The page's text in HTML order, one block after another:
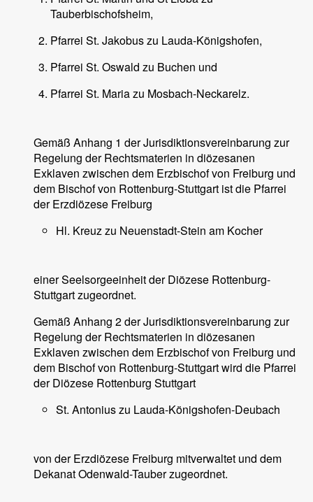
Tauberbischofsheim,
Pfarrei St. Jakobus zu Lauda-Königshofen,
Pfarrei St. Oswald zu Buchen und
Pfarrei St. Maria zu Mosbach-Neckarelz.
Gemäß Anhang 1 der Jurisdiktionsvereinbarung zur
Regelung der Rechtsmaterien in diözesanen
Exklaven zwischen dem Erzbischof von Freiburg und
dem Bischof von Rottenburg-Stuttgart ist die Pfarrei
der Erzdiözese Freiburg
Hl. Kreuz zu Neuenstadt-Stein am Kocher
einer Seelsorgeeinheit der Diözese Rottenburg-
Stuttgart zugeordnet.
Gemäß Anhang 2 der Jurisdiktionsvereinbarung zur
Regelung der Rechtsmaterien in diözesanen
Exklaven zwischen dem Erzbischof von Freiburg und
dem Bischof von Rottenburg-Stuttgart wird die Pfarrei
der Diözese Rottenburg Stuttgart
St. Antonius zu Lauda-Königshofen-Deubach
von der Erzdiözese Freiburg mitverwaltet und dem
Dekanat Odenwald-Tauber zugeordnet.